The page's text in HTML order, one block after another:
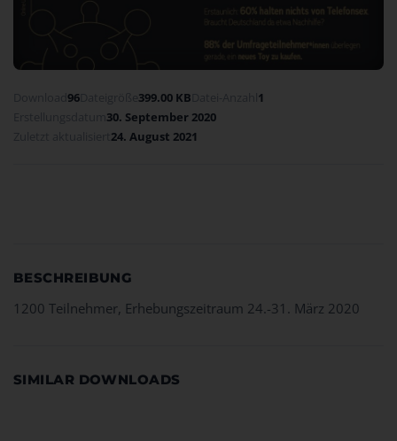
96 399.00 KB
1
30. September 2020
24. August 2021
BESCHREIBUNG
1200 Teilnehmer, Erhebungszeitraum 24.-31. März 2020
SIMILAR DOWNLOADS